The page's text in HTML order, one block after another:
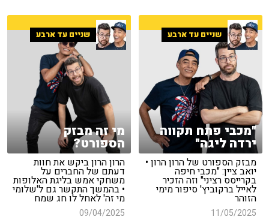
שניים עד ארבע
"מכבי פתח תקווה
ירדה ליגה"
מבזק הספורט של הרון הרון •
יואב ציין: "מכבי חיפה
בקרייסס רציני" וזה הזכיר
לאייל ברקוביץ' סיפור מימי
הזוהר
11/05/2025
שניים עד ארבע
מי זה מבזק
הספורט?
הרון הרון ביקש את חוות
דעתם של החברים על
משחקי אמש בליגת האלופות
• בהמשך התקשר גם ל'שלומי
מי זה' לאחל לו חג שמח
09/04/2025